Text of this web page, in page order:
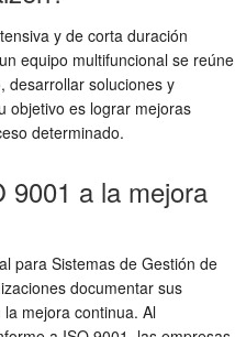
y de corta duración
equipo multifuncional se reúne
desarrollar soluciones y
objetivo es lograr mejoras
determinado.
9001 a la mejora
para Sistemas de Gestión de
documentar sus
mejora continua. Al